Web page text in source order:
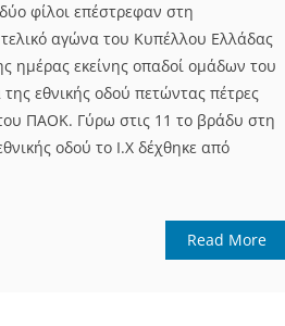
φίλοι επέστρεφαν στη
αγώνα του Κυπέλλου Ελλάδας
ημέρας εκείνης οπαδοί ομάδων του
εθνικής οδού πετώντας πέτρες
ΠΑΟΚ. Γύρω στις 11 το βράδυ στη
οδού το Ι.Χ δέχθηκε από
Read More